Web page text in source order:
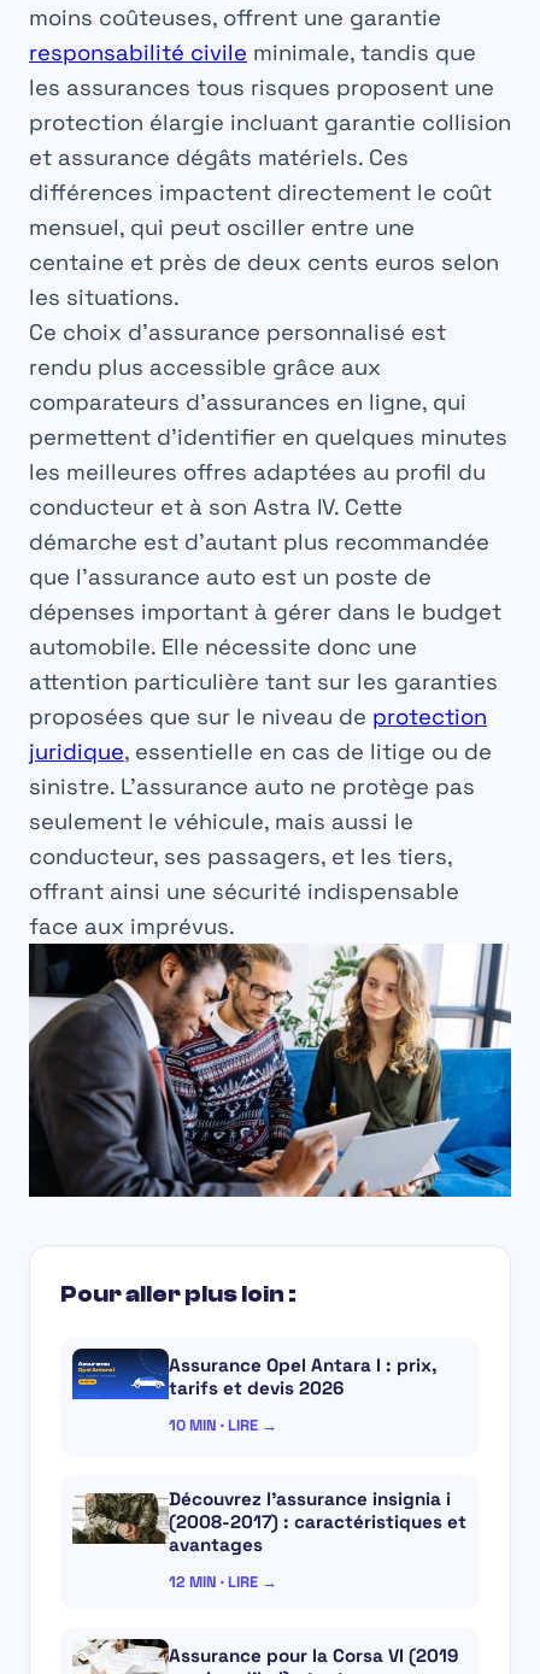
moins coûteuses, offrent une garantie
responsabilité civile minimale, tandis que
les assurances tous risques proposent une
protection élargie incluant garantie collision
et assurance dégâts matériels. Ces
différences impactent directement le coût
mensuel, qui peut osciller entre une
centaine et près de deux cents euros selon
les situations.
Ce choix d’assurance personnalisé est
rendu plus accessible grâce aux
comparateurs d’assurances en ligne, qui
permettent d’identifier en quelques minutes
les meilleures offres adaptées au profil du
conducteur et à son Astra IV. Cette
démarche est d’autant plus recommandée
que l’assurance auto est un poste de
dépenses important à gérer dans le budget
automobile. Elle nécessite donc une
attention particulière tant sur les garanties
proposées que sur le niveau de protection
juridique, essentielle en cas de litige ou de
sinistre. L’assurance auto ne protège pas
seulement le véhicule, mais aussi le
conducteur, ses passagers, et les tiers,
offrant ainsi une sécurité indispensable
face aux imprévus.
Pour aller plus loin :
Assurance Opel Antara I : prix,
tarifs et devis 2026
10 MIN · LIRE →
Découvrez l’assurance insignia i
(2008-2017) : caractéristiques et
avantages
12 MIN · LIRE →
Assurance pour la Corsa VI (2019